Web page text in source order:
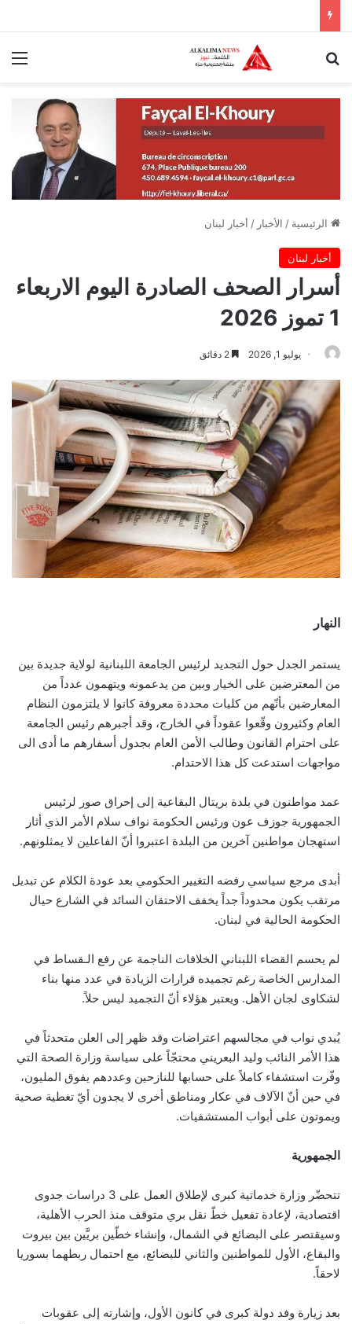
الرئيسية / الأخبار / أخبار لبنان
أخبار لبنان
أسرار الصحف الصادرة اليوم الاربعاء
1 تموز 2026
يوليو 1, 2026
النهار
يستمر الجدل حول التجديد لرئيس الجامعة اللبنانية لولاية جديدة بين
من المعترضين على الخيار وبين من يدعمونه ويتهمون عدداً من
المعارضين بأنّهم من كليات محددة معروفة كانوا لا يلتزمون النظام
العام وكثيرون وقّعوا عقوداً في الخارج، وقد أجبرهم رئيس الجامعة
على احترام القانون وطالب الأمن العام بجدول أسفارهم ما أدى الى
مواجهات استدعت كل هذا الاحتدام.
عمد مواطنون في بلدة بريتال البقاعية إلى إحراق صور لرئيس
الجمهورية جوزف عون ورئيس الحكومة نواف سلام الأمر الذي أثار
استهجان مواطنين آخرين من البلدة اعتبروا أنّ الفاعلين لا يمثلونهم.
أبدى مرجع سياسي رفضه التغيير الحكومي بعد عودة الكلام عن تبديل
مرتقب يكون محدوداً جداً يخفف الاحتقان السائد في الشارع حيال
الحكومة الحالية في لبنان.
لم يحسم القضاء اللبناني الخلافات الناجمة عن رفع الـقساط في
المدارس الخاصة رغم تجميده قرارات الزيادة في عدد منها بناء
لشكاوى لجان الأهل. ويعتبر هؤلاء أنّ التجميد ليس حلاً.
يُبدي نواب في مجالسهم اعتراضات وقد ظهر إلى العلن متحدثاً في
هذا الأمر النائب وليد البعريني محتجّاً على سياسة وزارة الصحة التي
وفّرت استشفاء كاملاً على حسابها للنازحين وعددهم يفوق المليون،
في حين أنّ الآلاف في عكار ومناطق أخرى لا يجدون أيّ تغطية صحية
ويموتون على أبواب المستشفيات.
الجمهورية
تتحضّر وزارة خدماتية كبرى لإطلاق العمل على 3 دراسات جدوى
اقتصادية، لإعادة تفعيل خطّ نقل بري متوقف منذ الحرب الأهلية،
وسيقتصر على البضائع في الشمال، وإنشاء خطّين بريَّين بين بيروت
والبقاع، الأول للمواطنين والثاني للبضائع، مع احتمال ربطهما بسوريا
لاحقاً.
بعد زيارة وفد دولة كبرى في كانون الأول، وإشارته إلى عقوبات